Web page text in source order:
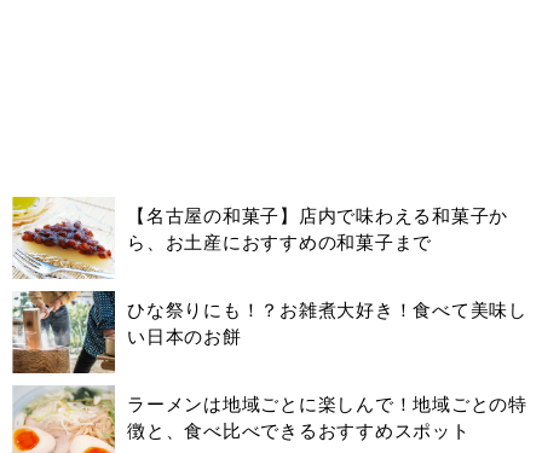
【名古屋の和菓子】店内で味わえる和菓子か
ら、お土産におすすめの和菓子まで
ひな祭りにも！？お雑煮大好き！食べて美味し
い日本のお餅
ラーメンは地域ごとに楽しんで！地域ごとの特
徴と、食べ比べできるおすすめスポット